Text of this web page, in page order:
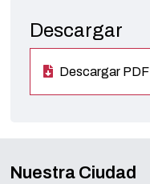
Descargar
Descargar PDF
Nuestra Ciudad